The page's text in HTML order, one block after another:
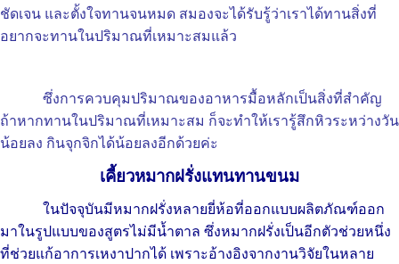
ชัดเจน และตั้งใจทานจนหมด สมองจะได้รับรู้ว่าเราได้ทานสิ่งที่
อยากจะทานในปริมาณที่เหมาะสมแล้ว
ซึ่งการควบคุมปริมาณของอาหารมื้อหลักเป็นสิ่งที่สำคัญ
ถ้าหากทานในปริมาณที่เหมาะสม ก็จะทำให้เรารู้สึกหิวระหว่างวัน
น้อยลง กินจุกจิกได้น้อยลงอีกด้วยค่ะ
เคี้ยวหมากฝรั่งแทนทานขนม
ในปัจจุบันมีหมากฝรั่งหลายยี่ห้อที่ออกแบบผลิตภัณฑ์ออก
มาในรูปแบบของสูตรไม่มีน้ำตาล ซึ่งหมากฝรั่งเป็นอีกตัวช่วยหนึ่ง
ที่ช่วยแก้อาการเหงาปากได้ เพราะอ้างอิงจากงานวิจัยในหลาย